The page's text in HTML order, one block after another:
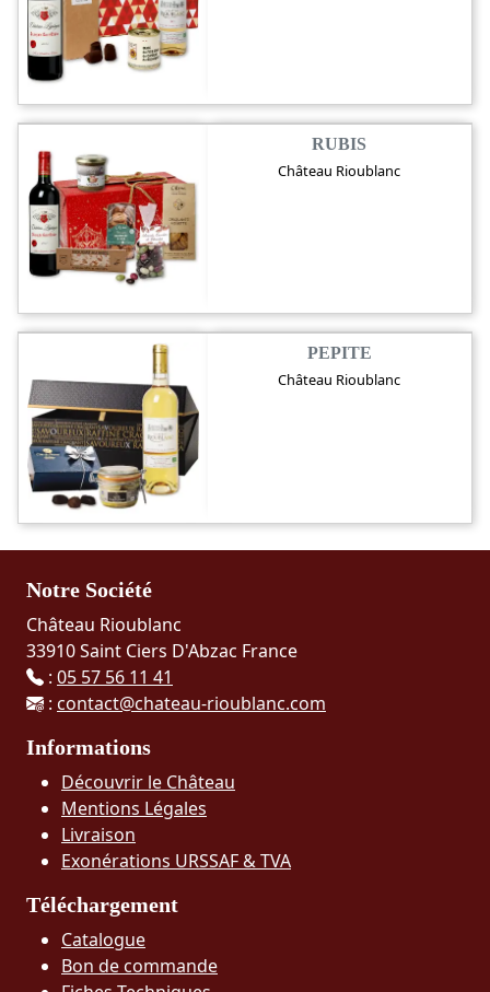
RUBIS
Château Rioublanc
PEPITE
Château Rioublanc
Notre Société
Château Rioublanc
33910 Saint Ciers D'Abzac France
: 05 57 56 11 41
: contact@chateau-rioublanc.com
Informations
Découvrir le Château
Mentions Légales
Livraison
Exonérations URSSAF & TVA
Téléchargement
Catalogue
Bon de commande